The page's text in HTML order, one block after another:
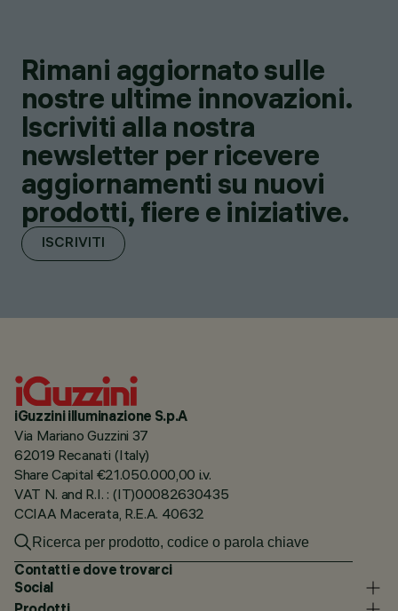
Rimani aggiornato sulle
nostre ultime innovazioni.
Iscriviti alla nostra
newsletter per ricevere
aggiornamenti su nuovi
prodotti, fiere e iniziative.
ISCRIVITI
iGuzzini illuminazione S.p.A
Via Mariano Guzzini 37
62019 Recanati (Italy)
Share Capital €21.050.000,00 i.v.
VAT N. and R.I. : (IT)00082630435
CCIAA Macerata, R.E.A. 40632
Contatti e dove trovarci
Social